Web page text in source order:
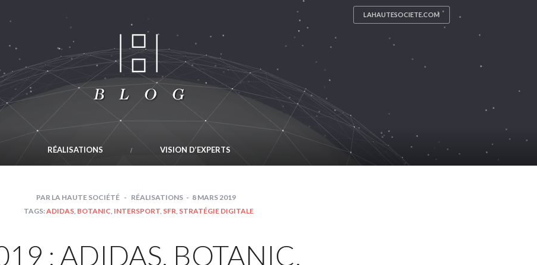
RÉALISATIONS VISION D’EXPERTS
LAHAUTESOCIETE.COM
PARLA HAUTE SOCIÉTÉ RÉALISATIONS
8 MARS 2019
TAGS:ADIDAS, BOTANIC, INTERSPORT, SFR, STRATÉGIE DIGITALE
: ADIDAS, BOTANIC,